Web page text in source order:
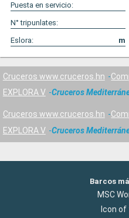
Puesta en servicio:
N° tripunlates:
Eslora:
m
Cruceros www.cruceros.hn
EXPLORA V
Cruceros
Cruceros www.cruceros.hn
EXPLORA V
Cruceros
Barcos
MSC
Icon